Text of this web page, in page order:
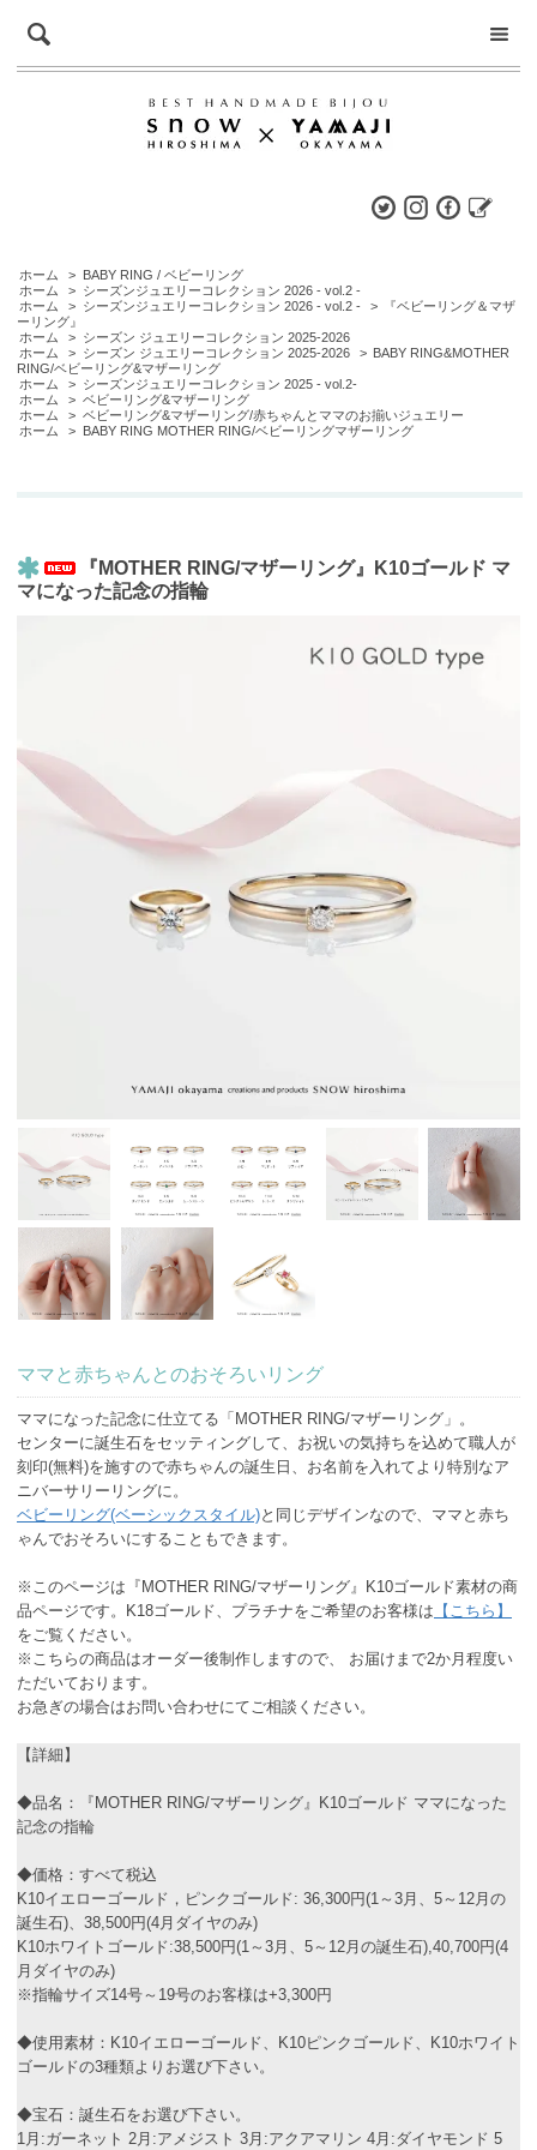
ホーム > BABY RING / ベビーリング
ホーム
> シーズンジュエリーコレクション 2026 - vol.2 -
ホーム
> シーズンジュエリーコレクション 2026 - vol.2 - >
『ベビーリング＆マザ
ーリング』
ホーム
> シーズン ジュエリーコレクション 2025-2026
ホーム
> シーズン ジュエリーコレクション 2025-2026 > BABY RING&MOTHER
RING/ベビーリング&マザーリング
ホーム
> シーズンジュエリーコレクション 2025 - vol.2-
ホーム
> ベビーリング&マザーリング
ホーム
> ベビーリング&マザーリング/赤ちゃんとママのお揃いジュエリー
ホーム
> BABY RING MOTHER RING/ベビーリングマザーリング
『MOTHER RING/マザーリング』K10ゴールド マ
マになった記念の指輪
ママと赤ちゃんとのおそろいリング
ママになった記念に仕立てる「MOTHER RING/マザーリング」。
センターに誕生石をセッティングして、お祝いの気持ちを込めて職人が
刻印(無料)を施すので赤ちゃんの誕生日、お名前を入れてより特別なア
ニバーサリーリングに。
ベビーリング(ベーシックスタイル)と同じデザインなので、ママと赤ち
ゃんでおそろいにすることもできます。
※このページは『MOTHER RING/マザーリング』K10ゴールド素材の商
品ページです。K18ゴールド、プラチナをご希望のお客様は 【こちら】
をご覧ください。
※こちらの商品はオーダー後制作しますので、 お届けまで2か月程度い
ただいております。
お急ぎの場合はお問い合わせにてご相談ください。
【詳細】
◆品名：『MOTHER RING/マザーリング』K10ゴールド ママになった
記念の指輪
◆価格：すべて税込
K10イエローゴールド，ピンクゴールド: 36,300円(1～3月、5～12月の
誕生石)、38,500円(4月ダイヤのみ)
K10ホワイトゴールド:38,500円(1～3月、5～12月の誕生石),40,700円(4
月ダイヤのみ)
※指輪サイズ14号～19号のお客様は+3,300円
◆使用素材：K10イエローゴールド、K10ピンクゴールド、K10ホワイト
ゴールドの3種類よりお選び下さい。
◆宝石：誕生石をお選び下さい。
1月:ガーネット 2月:アメジスト 3月:アクアマリン 4月:ダイヤモンド 5